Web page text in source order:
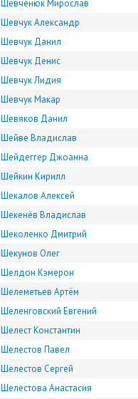
Шевченюк Мирослав
Шевчук Александр
Шевчук Данил
Шевчук Денис
Шевчук Лидия
Шевчук Макар
Шевяков Данил
Шейве Владислав
Шейдеггер Джоанна
Шейкин Кирилл
Шекалов Алексей
Шекенёв Владислав
Шеколенко Дмитрий
Шекунов Олег
Шелдон Кэмерон
Шелеметьев Артём
Шеленговский Евгений
Шелест Константин
Шелестов Павел
Шелестов Сергей
Шелестова Анастасия